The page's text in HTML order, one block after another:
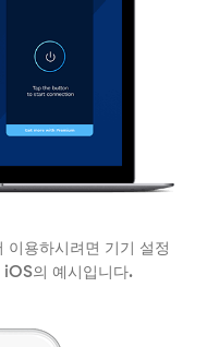
용하시려면 기기 설정
의 예시입니다.